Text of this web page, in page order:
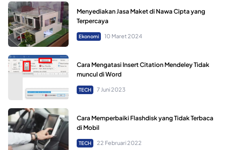
Menyediakan Jasa Maket di Nawa Cipta yang
Terpercaya
Ekonomi 10 Maret 2024
Cara Mengatasi Insert Citation Mendeley Tidak
muncul di Word
TECH 7 Juni 2023
Cara Memperbaiki Flashdisk yang Tidak Terbaca
di Mobil
TECH 22 Februari 2022